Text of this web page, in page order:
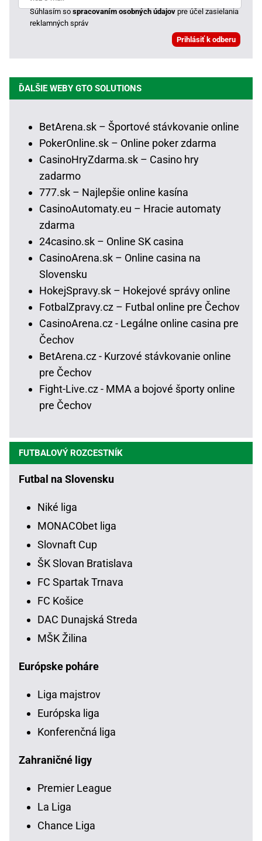
Súhlasím sospracovaním osobných údajovpre účel zasielania
reklamných správ
ĎALŠIE WEBY GTO SOLUTIONS
BetArena.sk – Športové stávkovanie online
PokerOnline.sk – Online poker zdarma
CasinoHryZdarma.sk – Casino hry
zadarmo
777.sk – Najlepšie online kasína
CasinoAutomaty.eu – Hracie automaty
zdarma
24casino.sk – Online SK casina
CasinoArena.sk – Online casina na
Slovensku
HokejSpravy.sk – Hokejové správy online
FotbalZpravy.cz – Futbal online pre Čechov
CasinoArena.cz - Legálne online casina pre
Čechov
BetArena.cz - Kurzové stávkovanie online
pre Čechov
Fight-Live.cz - MMA a bojové športy online
pre Čechov
FUTBALOVÝ ROZCESTNÍK
Futbal na Slovensku
Niké liga
MONACObet liga
Slovnaft Cup
ŠK Slovan Bratislava
FC Spartak Trnava
FC Košice
DAC Dunajská Streda
MŠK Žilina
Európske poháre
Liga majstrov
Európska liga
Konferenčná liga
Zahraničné ligy
Premier League
La Liga
Chance Liga